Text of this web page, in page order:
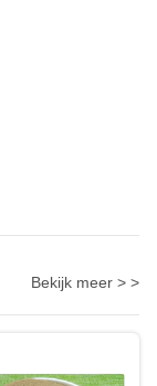
Bekijk meer > >